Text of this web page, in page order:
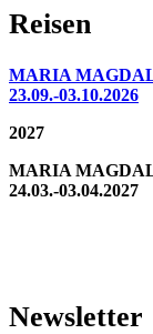
Reisen
MARIA
23.09.-03.10.2026
2027
MARIA
24.03.-03.04.2027
Newsletter